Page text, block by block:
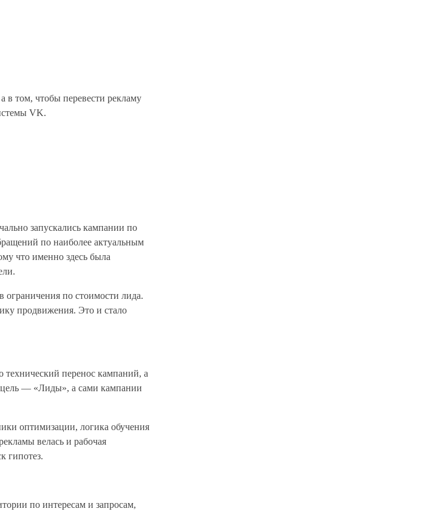
в том, чтобы перевести рекламу
VK.
запускались кампании по
по наиболее актуальным
что именно здесь была
ограничения по стоимости лида.
продвижения. Это и стало
перенос кампаний, а
цель — «Лиды», а сами кампании
оптимизации, логика обучения
велась и рабочая
гипотез.
по интересам и запросам,